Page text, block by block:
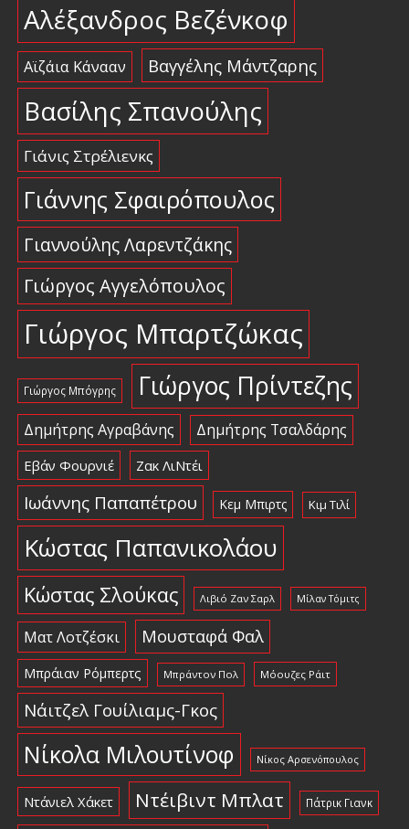
Αλέξανδρος Βεζένκοφ
Αϊζάια Κάνααν Βαγγέλης Μάντζαρης
Βασίλης Σπανούλης
Γιάνις Στρέλιενκς
Γιάννης Σφαιρόπουλος
Γιαννούλης Λαρεντζάκης
Γιώργος Αγγελόπουλος
Γιώργος Μπαρτζώκας
Γιώργος Μπόγρης Γιώργος Πρίντεζης
Δημήτρης Αγραβάνης Δημήτρης Τσαλδάρης
Εβάν Φουρνιέ Ζακ ΛιΝτέι
Ιωάννης Παπαπέτρου Κεμ Μπιρτς Κιμ Τιλί
Κώστας Παπανικολάου
Κώστας Σλούκας Λιβιό Ζαν Σαρλ Μίλαν Τόμιτς
Ματ Λοτζέσκι Μουσταφά Φαλ
Μπράιαν Ρόμπερτς Μπράντον Πολ Μόουζες Ράιτ
Νάιτζελ Γουίλιαμς-Γκος
Νίκολα Μιλουτίνοφ Νίκος Αρσενόπουλος
Ντάνιελ Χάκετ Ντέιβιντ Μπλατ Πάτρικ Γιανκ